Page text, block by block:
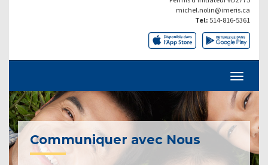
michel.nolin@imeris.ca
Tel: 514-816-5361
Communiquer avec Nous